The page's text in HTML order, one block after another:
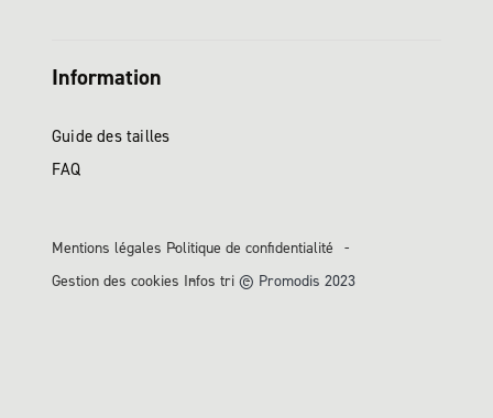
Information
Guide des tailles
FAQ
Mentions légales Politique de confidentialité
Gestion des cookies Infos tri © Promodis 2023